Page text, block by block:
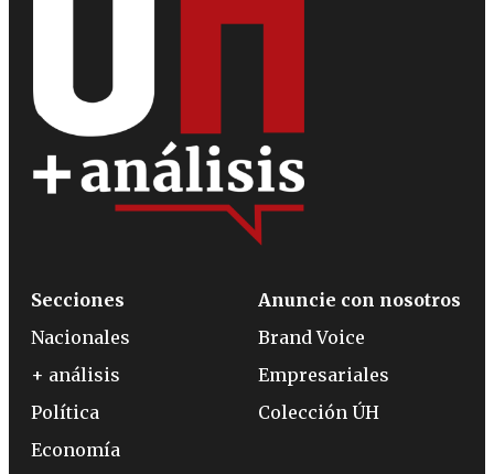
Secciones
Nacionales
+ análisis
Política
Economía
Anuncie con nosotros
Brand Voice
Empresariales
Colección ÚH